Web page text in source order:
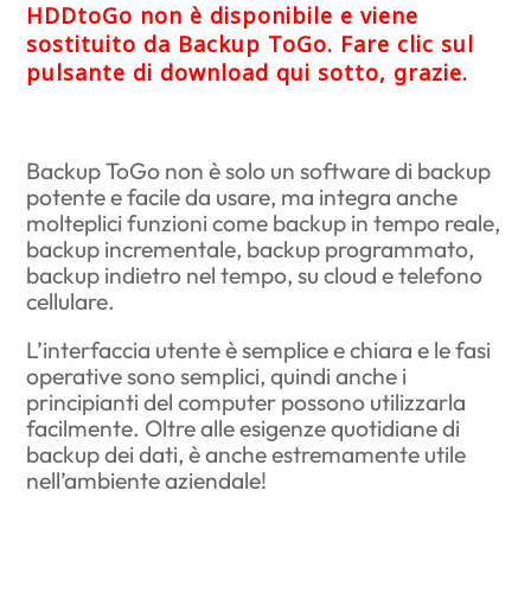
HDDtoGo non è disponibile e viene
sostituito da Backup ToGo. Fare clic sul
pulsante di download qui sotto, grazie.
Backup ToGo non è solo un software di backup
potente e facile da usare, ma integra anche
molteplici funzioni come backup in tempo reale,
backup incrementale, backup programmato,
backup indietro nel tempo, su cloud e telefono
cellulare.
L’interfaccia utente è semplice e chiara e le fasi
operative sono semplici, quindi anche i
principianti del computer possono utilizzarla
facilmente. Oltre alle esigenze quotidiane di
backup dei dati, è anche estremamente utile
nell’ambiente aziendale!